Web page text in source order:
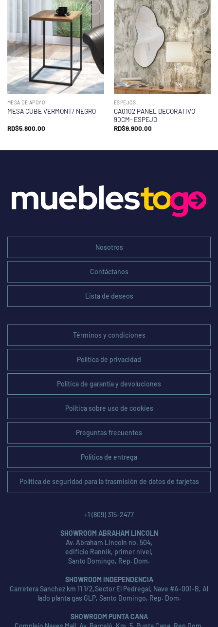
MESA DE APOYO
MESA CUBE VERMONT/ NEGRO
RD$5,800.00
ESPEJOS
CA0102 PANEL DECORATIVO
90CM- ESPEJO
RD$9,900.00
Nosotros
Contáctanos
Lista de deseos
Términos y condiciones
Política de privacidad
Política de garantía y devoluciones
Política sobre uso de cookies
Preguntas frecuentes
Política de entrega
Política de seguridad para la trasmisión de datos de tarjetas
+1 (809) 315-2477
SHOWROOM ABRAHAM LINCOLN
Av. Abraham Lincoln no. 504,
edificio Rannik, primer nivel,
Santo Domingo, Rep. Dom.
SHOWROOM INDEPENDENCIA
Carretera Sanchez km 11 1/2,Sector El Pedregal, Nave #A-001-B, Al
lado planta gas GLP, Santo Domingo, Rep. Dom.
SHOWROOM PUNTA CANA